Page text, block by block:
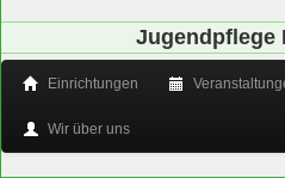
Jugendpflege
Einrichtungen
Wir über uns